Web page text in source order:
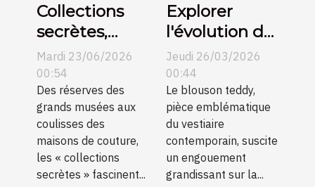
Collections
secrètes,
histoires
méconnues
Mardi 23/06/2026
00:54
Des réserves des
grands musées aux
coulisses des
maisons de couture,
les « collections
secrètes » fascinent...
Explorer
l'évolution du
blouson
teddy dans la
mode
mondiale
Jeudi 26/03/2026
00:44
Le blouson teddy,
pièce emblématique
du vestiaire
contemporain, suscite
un engouement
grandissant sur la...